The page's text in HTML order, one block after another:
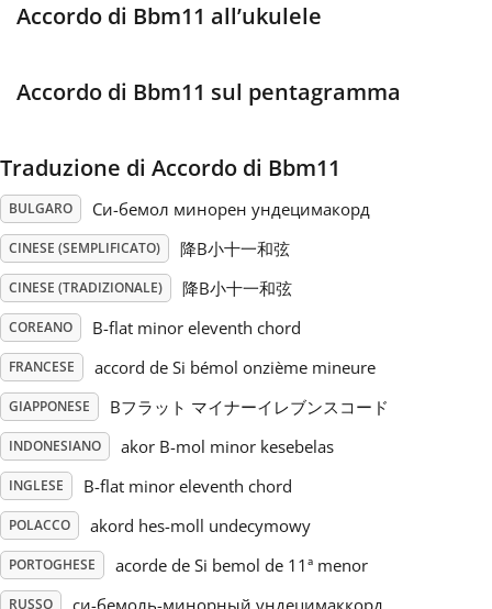
Polski
Português
Русский
Tiếng Việt
Türkçe
Українська
繁體中文
Accordo di Bbm11 all’ukulele
Accordo di Bbm11 sul pentagramma
Traduzione di Accordo di Bbm11
BULGARO Си-бемол минорен ундецимакорд
CINESE (SEMPLIFICATO) 降B小十一和弦
CINESE (TRADIZIONALE) 降B小十一和弦
COREANO B-flat minor eleventh chord
FRANCESE accord de Si bémol onzième mineure
GIAPPONESE Bフラット マイナーイレブンスコード
INDONESIANO akor B-mol minor kesebelas
INGLESE B-flat minor eleventh chord
POLACCO akord hes-moll undecymowy
PORTOGHESE acorde de Si bemol de 11ª menor
RUSSO